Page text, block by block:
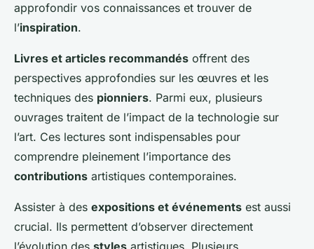
approfondir vos connaissances et trouver de
l’inspiration.
Livres et articles recommandés offrent des
perspectives approfondies sur les œuvres et les
techniques des pionniers. Parmi eux, plusieurs
ouvrages traitent de l’impact de la technologie sur
l’art. Ces lectures sont indispensables pour
comprendre pleinement l’importance des
contributions artistiques contemporaines.
Assister à des expositions et événements est aussi
crucial. Ils permettent d’observer directement
l’évolution des styles artistiques. Plusieurs